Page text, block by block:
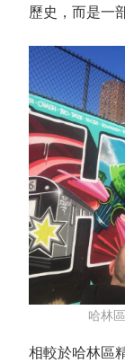
歷史，而是一
哈林
相較於哈林區